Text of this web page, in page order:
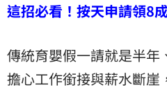
這招必看！按天申請領8
傳統育嬰假一請就是半年
擔心工作銜接與薪水斷崖